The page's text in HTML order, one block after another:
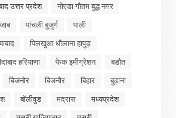
उत्तर प्रदेश
नोएडा गौतम बुद्ध नगर
पांचली बुजुर्ग
पाली
पिलखुआ धौलाना हापुड़
हरियाणा फेक इमीग्रेशन
बडौत
बिजनोर बिजनौर बिहार
बुढ़ाना
बॉलीवुड मद्रास
मध्यप्रदेश